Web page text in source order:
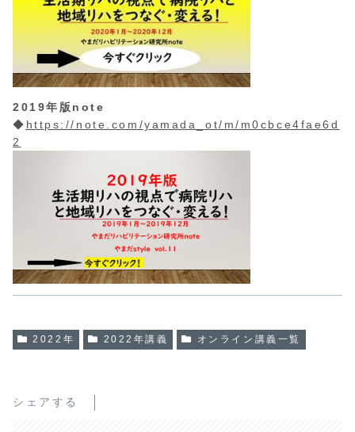
2019年版note
◆ https://note.com/yamada_ot/m/m0cbce4fae6d
2
2022年 2022年講義 オンライン講義一覧
シェアする